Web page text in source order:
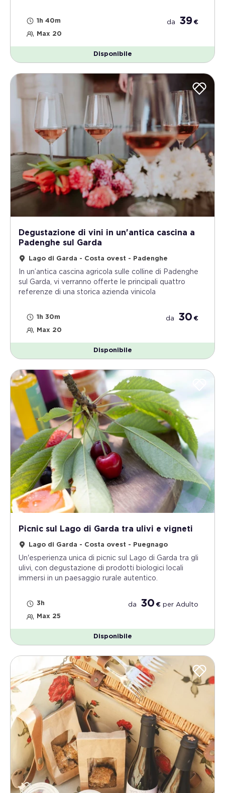
1h 40m
Max 20
da 39 €
Disponibile
Degustazione di vini in un'antica cascina a
Padenghe sul Garda
Lago di Garda - Costa ovest - Padenghe
In un’antica cascina agricola sulle colline di Padenghe
sul Garda, vi verranno offerte le principali quattro
referenze di una storica azienda vinicola
1h 30m
Max 20
da 30 €
Disponibile
Picnic sul Lago di Garda tra ulivi e vigneti
Lago di Garda - Costa ovest - Puegnago
Un'esperienza unica di picnic sul Lago di Garda tra gli
ulivi, con degustazione di prodotti biologici locali
immersi in un paesaggio rurale autentico.
3h
Max 25
da 30 € per Adulto
Disponibile